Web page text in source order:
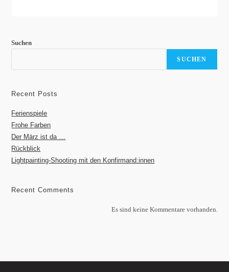
Suchen
SUCHEN
Recent Posts
Ferienspiele
Frohe Farben
Der März ist da …
Rückblick
Lightpainting-Shooting mit den Konfirmand:innen
Recent Comments
Es sind keine Kommentare vorhanden.